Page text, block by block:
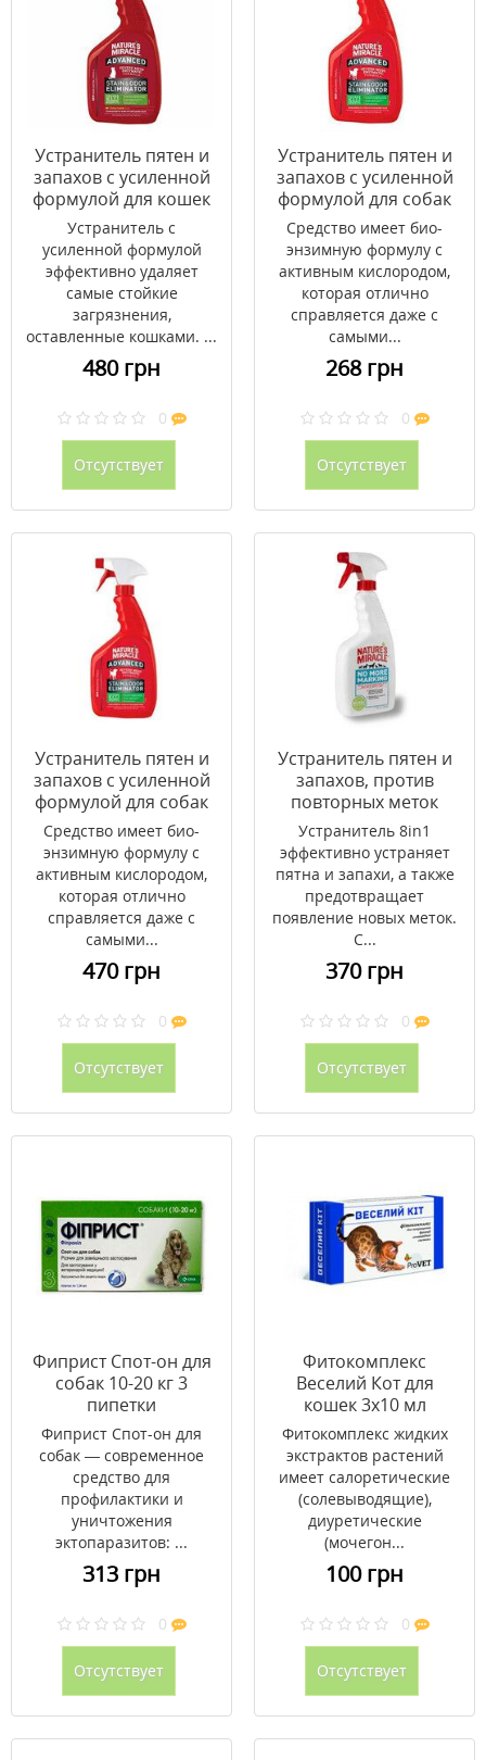
Устранитель пятен и
запахов с усиленной
формулой для кошек
спрей Лимон 8in1 946
мл
Устранитель с
усиленной формулой
эффективно удаляет
самые стойкие
загрязнения,
оставленные кошками. ...
480 грн
0
Отсутствует
Устранитель пятен и
запахов с усиленной
формулой для собак
8in1 473 мл
Средство имеет био-
энзимную формулу с
активным кислородом,
которая отлично
справляется даже с
самыми...
268 грн
0
Отсутствует
Устранитель пятен и
запахов с усиленной
формулой для собак
спрей 8in1 946 мл
Средство имеет био-
энзимную формулу с
активным кислородом,
которая отлично
справляется даже с
самыми...
470 грн
0
Отсутствует
Устранитель пятен и
запахов, против
повторных меток
собак 8in1 спрей 710
мл
Устранитель 8in1
эффективно устраняет
пятна и запахи, а также
предотвращает
появление новых меток.
С...
370 грн
0
Отсутствует
Фиприст Спот-он для
собак 10-20 кг 3
пипетки
(инсектоакарицид)
Фиприст Спот-он для
собак — современное
средство для
профилактики и
уничтожения
эктопаразитов: ...
313 грн
0
Отсутствует
Фитокомплекс
Веселий Кот для
кошек 3х10 мл
Фитокомплекс жидких
экстрактов растений
имеет салоретические
(солевыводящие),
диуретические
(мочегон...
100 грн
0
Отсутствует